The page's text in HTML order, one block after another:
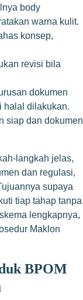
body
warna kulit.
konsep,
revisi bila
dokumen
halal dilakukan.
siap dan dokumen
langkah jelas,
dan regulasi,
supaya
tiap tahap tanpa
lengkapnya,
Maklon
BPOM